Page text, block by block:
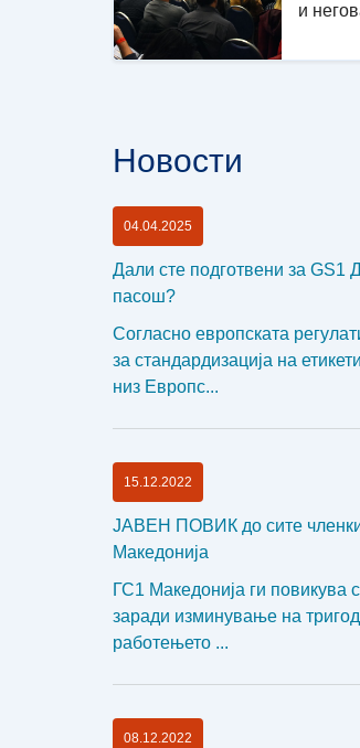
и
Новости
04.04.2025
Дали сте подготвени за GS1
пасош?
Согласно европската
за стандардизација на
низ Европс...
15.12.2022
ЈАВЕН ПОВИК до сите
Македонија
ГС1 Македонија ги повикува
заради изминување на
работењето ...
08.12.2022